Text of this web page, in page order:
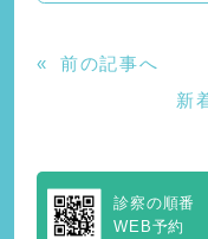
«
前の記事へ
新
診察の順番
WEB予約